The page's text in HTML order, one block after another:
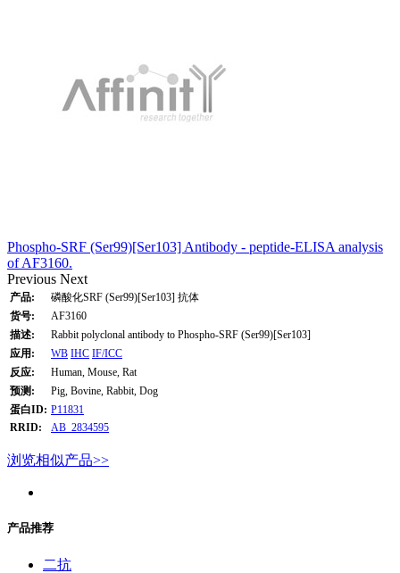
Phospho-SRF (Ser99)[Ser103] Antibody - peptide-ELISA analysis
of AF3160.
Previous Next
产品:
磷酸化SRF (Ser99)[Ser103] 抗体
货号:
AF3160
描述:
Rabbit polyclonal antibody to Phospho-SRF (Ser99)[Ser103]
应用:
WB IHC IF/ICC
反应:
Human, Mouse, Rat
预测:
Pig, Bovine, Rabbit, Dog
蛋白ID: P11831
RRID:
AB_2834595
浏览相似产品>>
产品推荐
二抗